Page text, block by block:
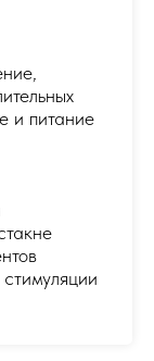
и питание